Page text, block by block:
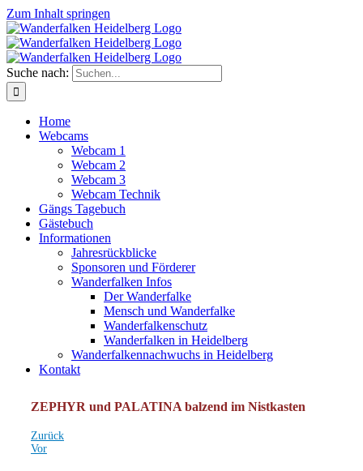
Zum Inhalt springen
Suche nach:
Home
Webcams
Webcam 1
Webcam 2
Webcam 3
Webcam Technik
Gängs Tagebuch
Gästebuch
Informationen
Jahresrückblicke
Sponsoren und Förderer
Wanderfalken Infos
Der Wanderfalke
Mensch und Wanderfalke
Wanderfalkenschutz
Wanderfalken in Heidelberg
Wanderfalkennachwuchs in Heidelberg
Kontakt
ZEPHYR und PALATINA balzend im Nistkasten
Zurück
Vor